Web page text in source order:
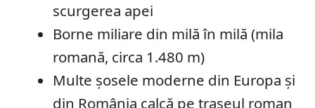
scurgerea apei
Borne miliare din milă în milă (mila
romană, circa 1.480 m)
Multe șosele moderne din Europa și
din România calcă pe traseul roman